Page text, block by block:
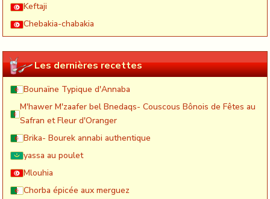
Keftaji
Chebakia-chabakia
Les dernières recettes
Bounaïne Typique d'Annaba
M'hawer M'zaafer bel Bnedaqs- Couscous Bônois de Fêtes au
Safran et Fleur d'Oranger
Brika- Bourek annabi authentique
yassa au poulet
Mlouhia
Chorba épicée aux merguez